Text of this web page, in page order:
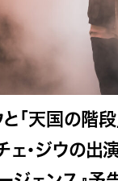
と「天国の階
ェ・ジウの出